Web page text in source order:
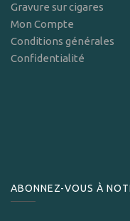
Gravure sur cigares
Mon Compte
Conditions générales
Confidentialité
ABONNEZ-VOUS À